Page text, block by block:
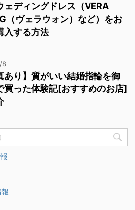
ェディングドレス（VERA
（ヴェラウォン）など）をお
入する方法
8
あり】質がいい結婚指輪を御
買った体験記[おすすめのお店]
報